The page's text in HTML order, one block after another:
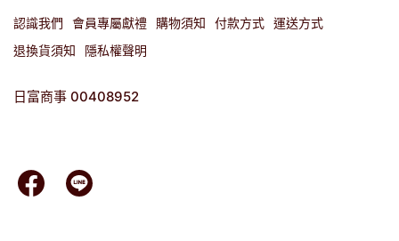
認識我們 會員專屬獻禮 購物須知 付款方式 運送方式
退換貨須知
隱私權聲明
日富商事 00408952